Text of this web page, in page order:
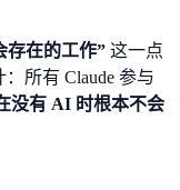
存在的工作” 这一点
所有 Claude 参与
没有 AI 时根本不会